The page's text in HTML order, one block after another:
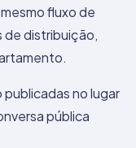
fluxo de
de distribuição,
publicadas no lugar
pública